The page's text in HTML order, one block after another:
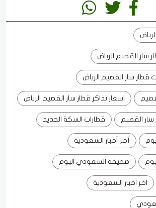
سار القصيم الرياض
سار القصيم الرياض
اسعار تذاكر قطار سار القصيم الرياض
القصيم قطارات السكة الحديد
آخر أخبار السعودية
صحيفة السعودي اليوم
اخر اخبار السعودية